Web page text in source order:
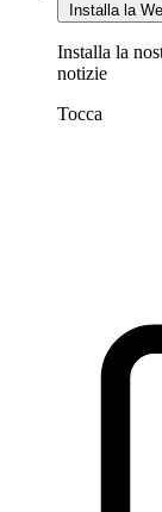
Installa la
Installa la
notizie
Tocca